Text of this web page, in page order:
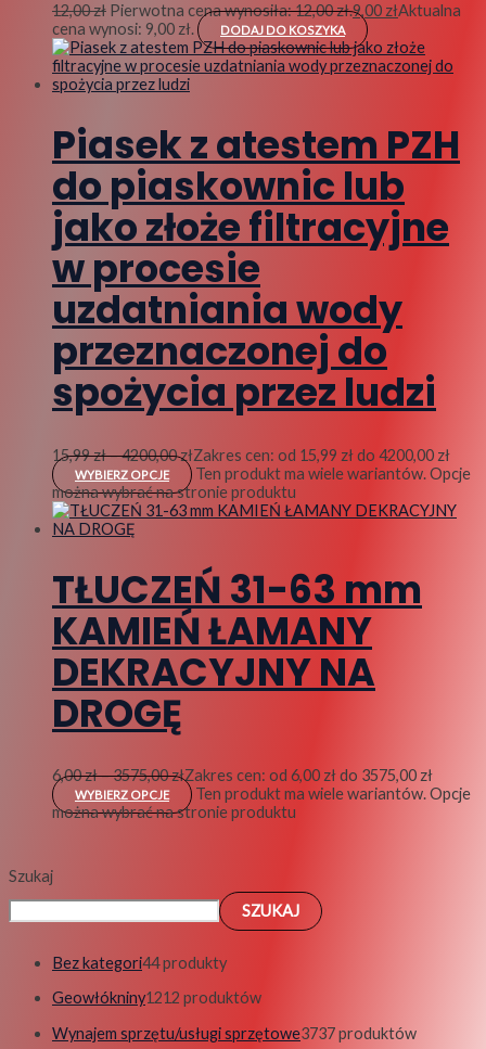
12,00zł Pierwotna cena wynosiła: 12,00 zł.9,00złAktualna
cena wynosi: 9,00 zł.
DODAJ DO KOSZYKA
Piasek z atestem PZH
do piaskownic lub
jako złoże filtracyjne
w procesie
uzdatniania wody
przeznaczonej do
spożycia przez ludzi
15,99zł–4200,00złZakres cen: od 15,99 zł do 4200,00 zł
WYBIERZ OPCJE
Ten produkt ma wiele wariantów. Opcje
można wybrać na stronie produktu
TŁUCZEŃ 31-63 mm
KAMIEŃ ŁAMANY
DEKRACYJNY NA
DROGĘ
6,00zł–3575,00złZakres cen: od 6,00 zł do 3575,00 zł
WYBIERZ OPCJE
Ten produkt ma wiele wariantów. Opcje
można wybrać na stronie produktu
Szukaj
SZUKAJ
Bez kategori44 produkty
Geowłókniny1212 produktów
Wynajem sprzętu/usługi sprzętowe3737 produktów